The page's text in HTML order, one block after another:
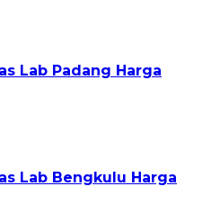
Lab Padang Harga
Lab Bengkulu Harga